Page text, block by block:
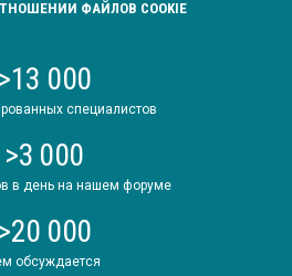
ФАЙЛОВ COOKIE
>13 000
специалистов
>3 000
в день на нашем форуме
>20 000
обсуждается